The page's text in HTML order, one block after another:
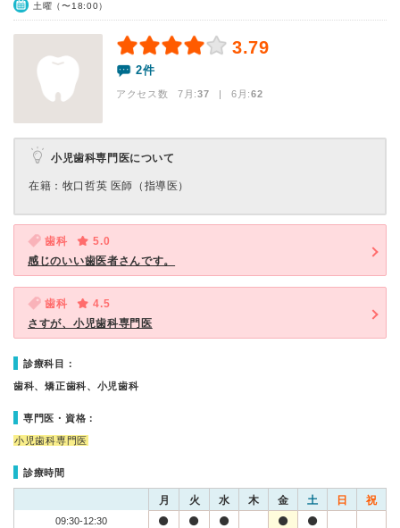
土曜（〜18:00）
3.79
2件
アクセス数 7月:37 | 6月:62
小児歯科専門医について
在籍：牧口哲英 医師（指導医）
歯科
5.0
感じのいい歯医者さんです。
歯科
4.5
さすが、小児歯科専門医
診療科目：
歯科、矯正歯科、小児歯科
専門医・資格：
小児歯科専門医
診療時間
月 火 水 木 金 土 日 祝
09:30-12:30